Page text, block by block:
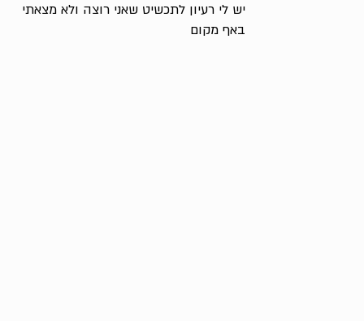
יש לי רעיון לתכשיט שאני רוצה ולא מצאתי
באף מקום